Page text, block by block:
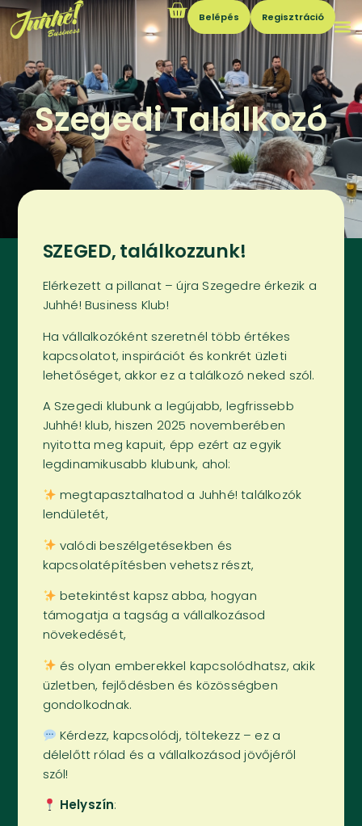
Belépés Regisztráció
Szegedi Találkozó
SZEGED, találkozzunk!
Elérkezett a pillanat – újra Szegedre érkezik a
Juhhé! Business Klub!
Ha vállalkozóként szeretnél több értékes
kapcsolatot, inspirációt és konkrét üzleti
lehetőséget, akkor ez a találkozó neked szól.
A Szegedi klubunk a legújabb, legfrissebb
Juhhé! klub, hiszen 2025 novemberében
nyitotta meg kapuit, épp ezért az egyik
legdinamikusabb klubunk, ahol:
megtapasztalhatod a Juhhé! találkozók
lendületét,
valódi beszélgetésekben és
kapcsolatépítésben vehetsz részt,
betekintést kapsz abba, hogyan
támogatja a tagság a vállalkozásod
növekedését,
és olyan emberekkel kapcsolódhatsz, akik
üzletben, fejlődésben és közösségben
gondolkodnak.
Kérdezz, kapcsolódj, töltekezz – ez a
délelőtt rólad és a vállalkozásod jövőjéről
szól!
Helyszín: